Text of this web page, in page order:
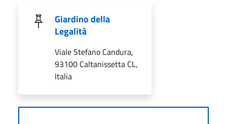
Giardino della
Legalità
Viale Stefano Candura,
93100 Caltanissetta CL,
Italia